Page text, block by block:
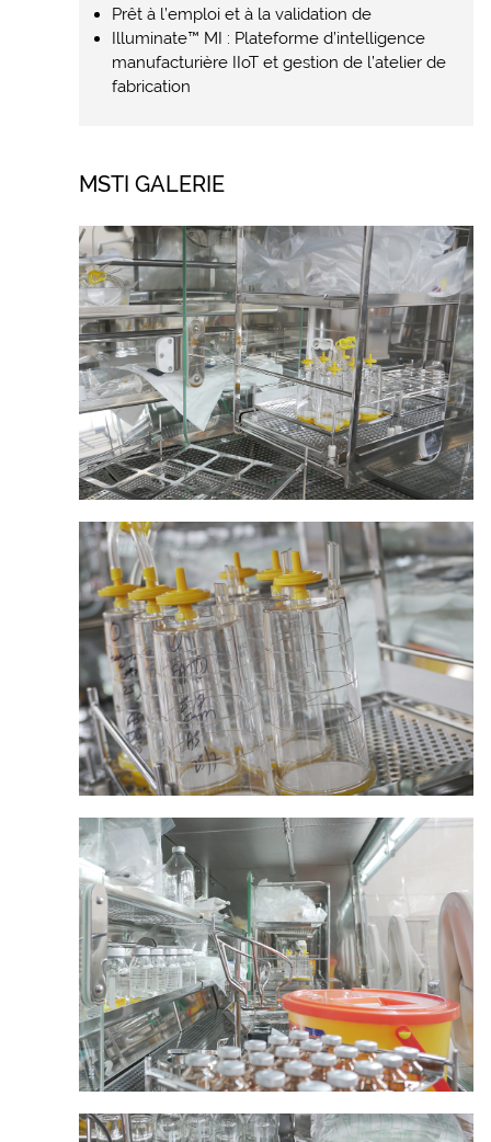
Prêt à l’emploi et à la validation de
Illuminate™ MI : Plateforme d’intelligence
manufacturière IIoT et gestion de l’atelier de
fabrication
MSTI GALERIE